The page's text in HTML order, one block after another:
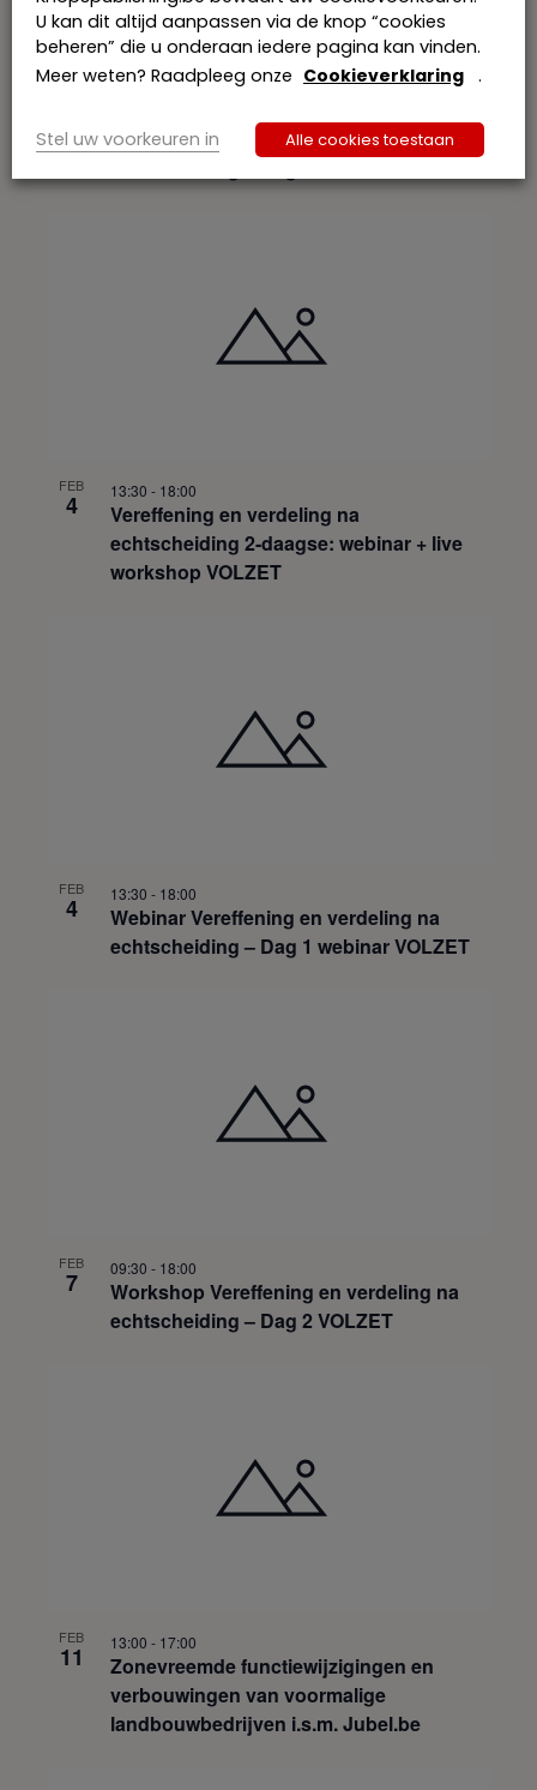
13
Workshop Vereffening en verdeling na
FEB
4
Vereffening en verdeling na
echtscheiding 2-daagse: webinar + live
workshop VOLZET
13:30 - 18:00
FEB
4
Webinar Vereffening en verdeling na
echtscheiding – Dag 1 webinar VOLZET
13:30 - 18:00
FEB
7
Workshop Vereffening en verdeling na
echtscheiding – Dag 2 VOLZET
09:30 - 18:00
FEB
11
Zonevreemde functiewijzigingen en
verbouwingen van voormalige
landbouwbedrijven i.s.m. Jubel.be
13:00 - 17:00
U kan dit altijd aanpassen via de knop “cookies
beheren” die u onderaan iedere pagina kan vinden.
Meer weten? Raadpleeg onze Cookieverklaring .
Stel uw voorkeuren in Alle cookies toestaan